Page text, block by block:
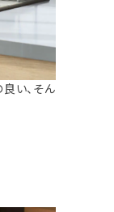
い、そん